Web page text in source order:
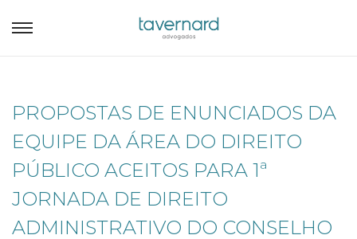
PROPOSTAS DE ENUNCIADOS DA
EQUIPE DA ÁREA DO DIREITO
PÚBLICO ACEITOS PARA 1ª
JORNADA DE DIREITO
ADMINISTRATIVO DO CONSELHO